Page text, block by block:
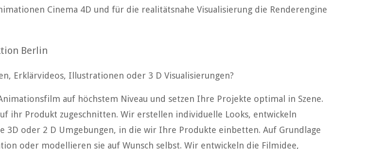
Cinema 4D und für die realitätsnahe Visualisierung die Renderengine
Berlin
Erklärvideos, Illustrationen oder 3 D Visualisierungen?
auf höchstem Niveau und setzen Ihre Projekte optimal in Szene.
ihr Produkt zugeschnitten. Wir erstellen individuelle Looks, entwickeln
3D oder 2 D Umgebungen, in die wir Ihre Produkte einbetten. Auf Grundlage
oder modellieren sie auf Wunsch selbst. Wir entwickeln die Filmidee,